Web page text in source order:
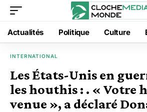
Actualités Politique Culture
INTERNATIONAL
Les États-Unis en
les houthis : . « Votre
venue », a déclaré